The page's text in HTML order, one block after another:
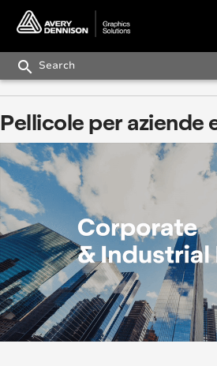
search
Pellicole per aziende